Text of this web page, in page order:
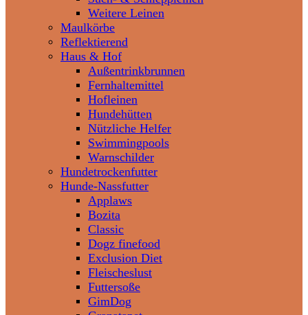
Weitere Leinen
Maulkörbe
Reflektierend
Haus & Hof
Außentrinkbrunnen
Fernhaltemittel
Hofleinen
Hundehütten
Nützliche Helfer
Swimmingpools
Warnschilder
Hundetrockenfutter
Hunde-Nassfutter
Applaws
Bozita
Classic
Dogz finefood
Exclusion Diet
Fleischeslust
Futtersoße
GimDog